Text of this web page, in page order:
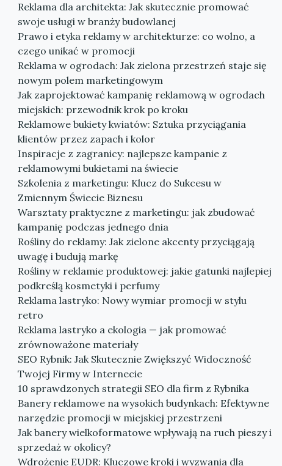
Reklama dla architekta: Jak skutecznie promować
swoje usługi w branży budowlanej
Prawo i etyka reklamy w architekturze: co wolno, a
czego unikać w promocji
Reklama w ogrodach: Jak zielona przestrzeń staje się
nowym polem marketingowym
Jak zaprojektować kampanię reklamową w ogrodach
miejskich: przewodnik krok po kroku
Reklamowe bukiety kwiatów: Sztuka przyciągania
klientów przez zapach i kolor
Inspiracje z zagranicy: najlepsze kampanie z
reklamowymi bukietami na świecie
Szkolenia z marketingu: Klucz do Sukcesu w
Zmiennym Świecie Biznesu
Warsztaty praktyczne z marketingu: jak zbudować
kampanię podczas jednego dnia
Rośliny do reklamy: Jak zielone akcenty przyciągają
uwagę i budują markę
Rośliny w reklamie produktowej: jakie gatunki najlepiej
podkreślą kosmetyki i perfumy
Reklama lastryko: Nowy wymiar promocji w stylu
retro
Reklama lastryko a ekologia — jak promować
zrównoważone materiały
SEO Rybnik: Jak Skutecznie Zwiększyć Widoczność
Twojej Firmy w Internecie
10 sprawdzonych strategii SEO dla firm z Rybnika
Banery reklamowe na wysokich budynkach: Efektywne
narzędzie promocji w miejskiej przestrzeni
Jak banery wielkoformatowe wpływają na ruch pieszy i
sprzedaż w okolicy?
Wdrożenie EUDR: Kluczowe kroki i wyzwania dla